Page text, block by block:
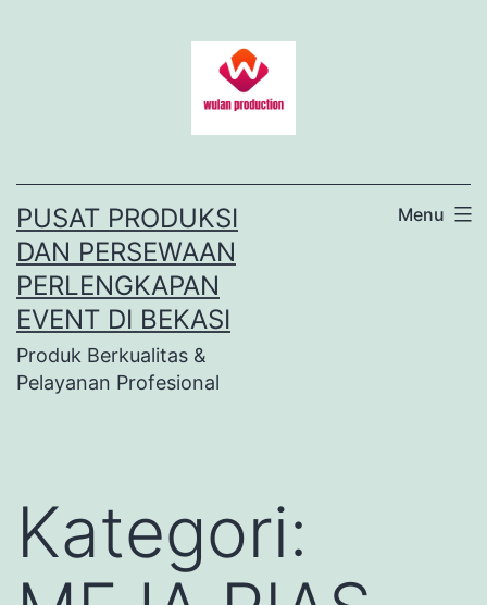
PUSAT PRODUKSI
DAN PERSEWAAN
PERLENGKAPAN
EVENT DI BEKASI
Produk Berkualitas &
Pelayanan Profesional
Menu
Kategori: